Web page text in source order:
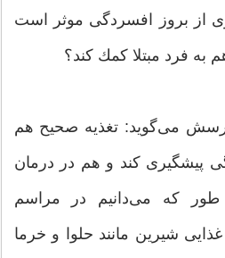
از بروز افسردگی موثر است
به فرد مبتلا كمك كند؟
می‌گوید: تغذیه صحیح هم
پیشگیری كند و هم در درمان
كه می‌دانیم در مراسم
شیرین مانند حلوا و خرما